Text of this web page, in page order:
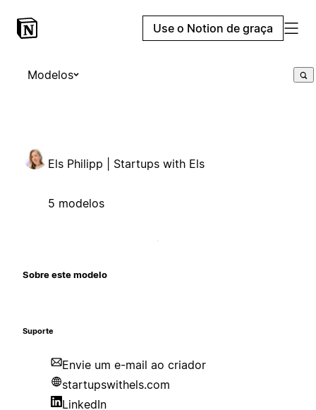
Use o Notion de graça
Modelos
Els Philipp | Startups with Els
5 modelos
Sobre este modelo
Suporte
Envie um e-mail ao criador
startupswithels.com
LinkedIn